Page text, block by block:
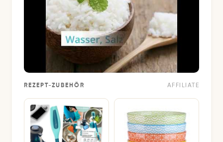
REZEPT-ZUBEHÖR AFFILIATE